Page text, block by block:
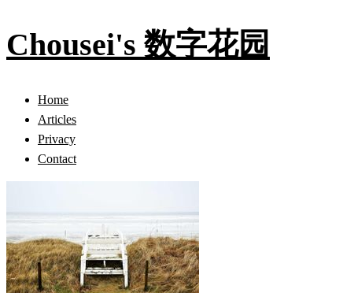
Chousei's 数字花园
Home
Articles
Privacy
Contact